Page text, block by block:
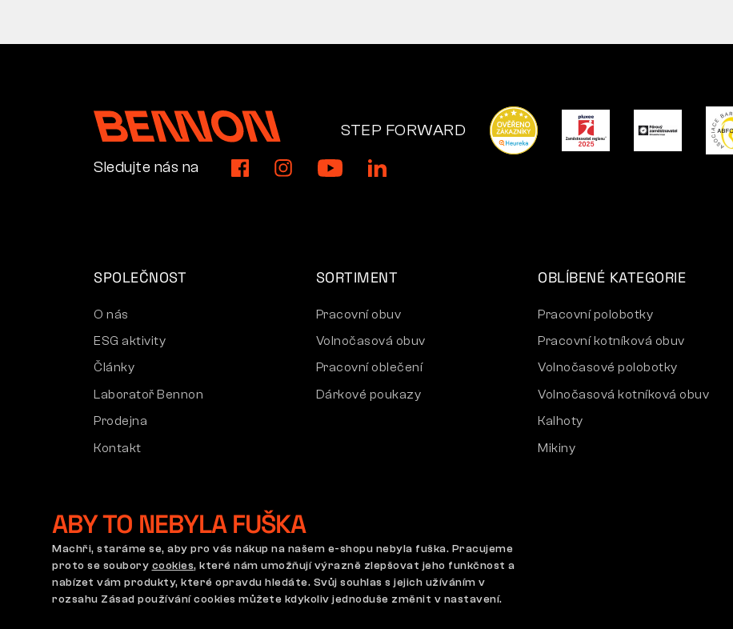
STEP FORWARD
Sledujte nás na
SPOLEČNOST
O nás
ESG aktivity
Články
Laboratoř Bennon
Prodejna
Kontakt
SORTIMENT
Pracovní obuv
Volnočasová obuv
Pracovní oblečení
Dárkové poukazy
OBLÍBENÉ KATEGORIE
Pracovní polobotky
Pracovní kotníková obuv
Volnočasové polobotky
Volnočasová kotníková obuv
Kalhoty
Mikiny
Obchodní podmínkyReklamační řádNastavení cookiesGDPR
ABY TO NEBYLA FUŠKA
Machři, staráme se, aby pro vás nákup na našem e-shopu nebyla fuška. Pracujeme
proto se soubory cookies, které nám umožňují výrazně zlepšovat jeho funkčnost a
nabízet vám produkty, které opravdu hledáte. Svůj souhlas s jejich užíváním v
rozsahu Zásad používání cookies můžete kdykoliv jednoduše změnit v nastavení.